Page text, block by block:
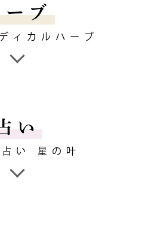
ーブ
カルハーブ
い
い 星の叶